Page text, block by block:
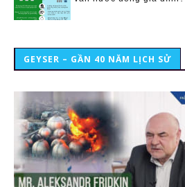
GEYSER – GẦN 40 NĂM LỊCH SỬ